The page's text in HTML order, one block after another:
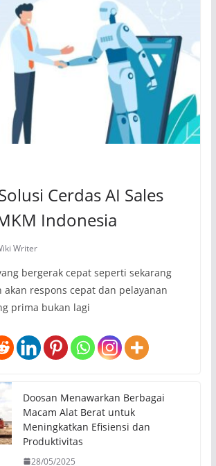
Cerdas AI Sales
Indonesia
Writer
bergerak cepat seperti sekarang
respons cepat dan pelayanan
prima bukan lagi
Doosan Menawarkan Berbagai
Macam Alat Berat untuk
Meningkatkan Efisiensi dan
Produktivitas
28/05/2025